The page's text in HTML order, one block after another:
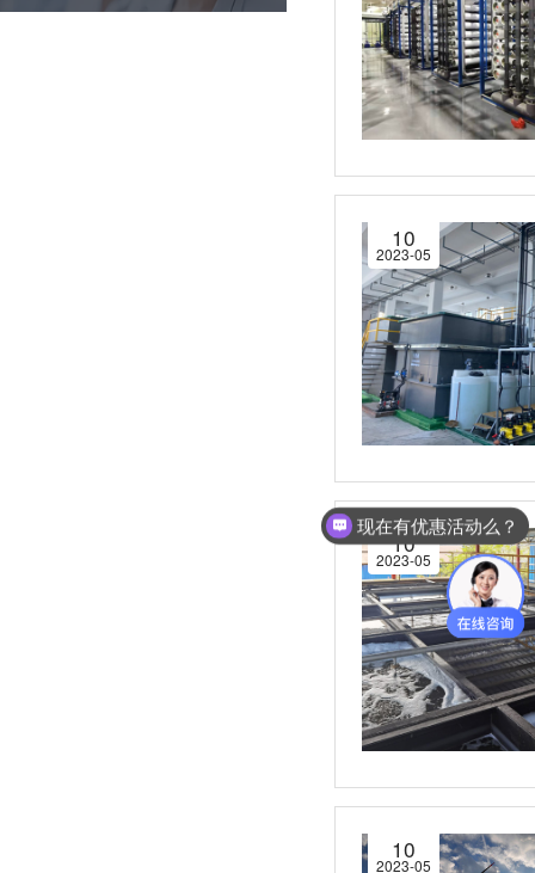
10
2023-05
10
2023-05
10
2023-05
可以介绍下你们的产品么？
现在有优惠活动么？